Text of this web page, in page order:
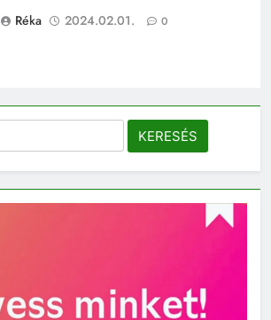
Réka
2024.02.01. 0